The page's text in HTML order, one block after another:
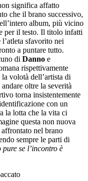
significa affatto
che il brano successivo,
album, più vicino
per il testo. Il titolo infatti
sfavorito nei
a puntare tutto.
di Danno e
rispettivamente
volotà dell’artista di
oltre la severità
torna insistentemente
con un
la lotta che la vita ci
questa non nuova
nel brano
sempre le parti di
se l’incontro è